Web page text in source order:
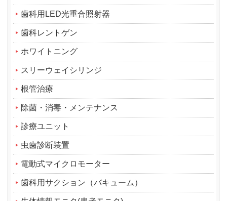
歯科用LED光重合照射器
歯科レントゲン
ホワイトニング
スリーウェイシリンジ
根管治療
除菌・消毒・メンテナンス
診療ユニット
虫歯診断装置
電動式マイクロモーター
歯科用サクション（バキューム）